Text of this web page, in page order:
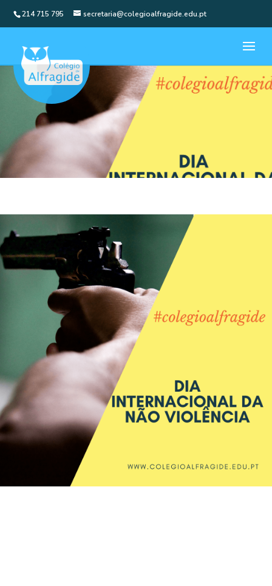
214 715 795 secretaria@colegioalfragide.edu.pt